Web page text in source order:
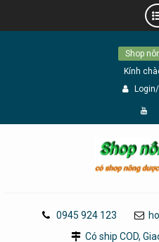
Shop
Kính
0945 924 123
Có ship COD,